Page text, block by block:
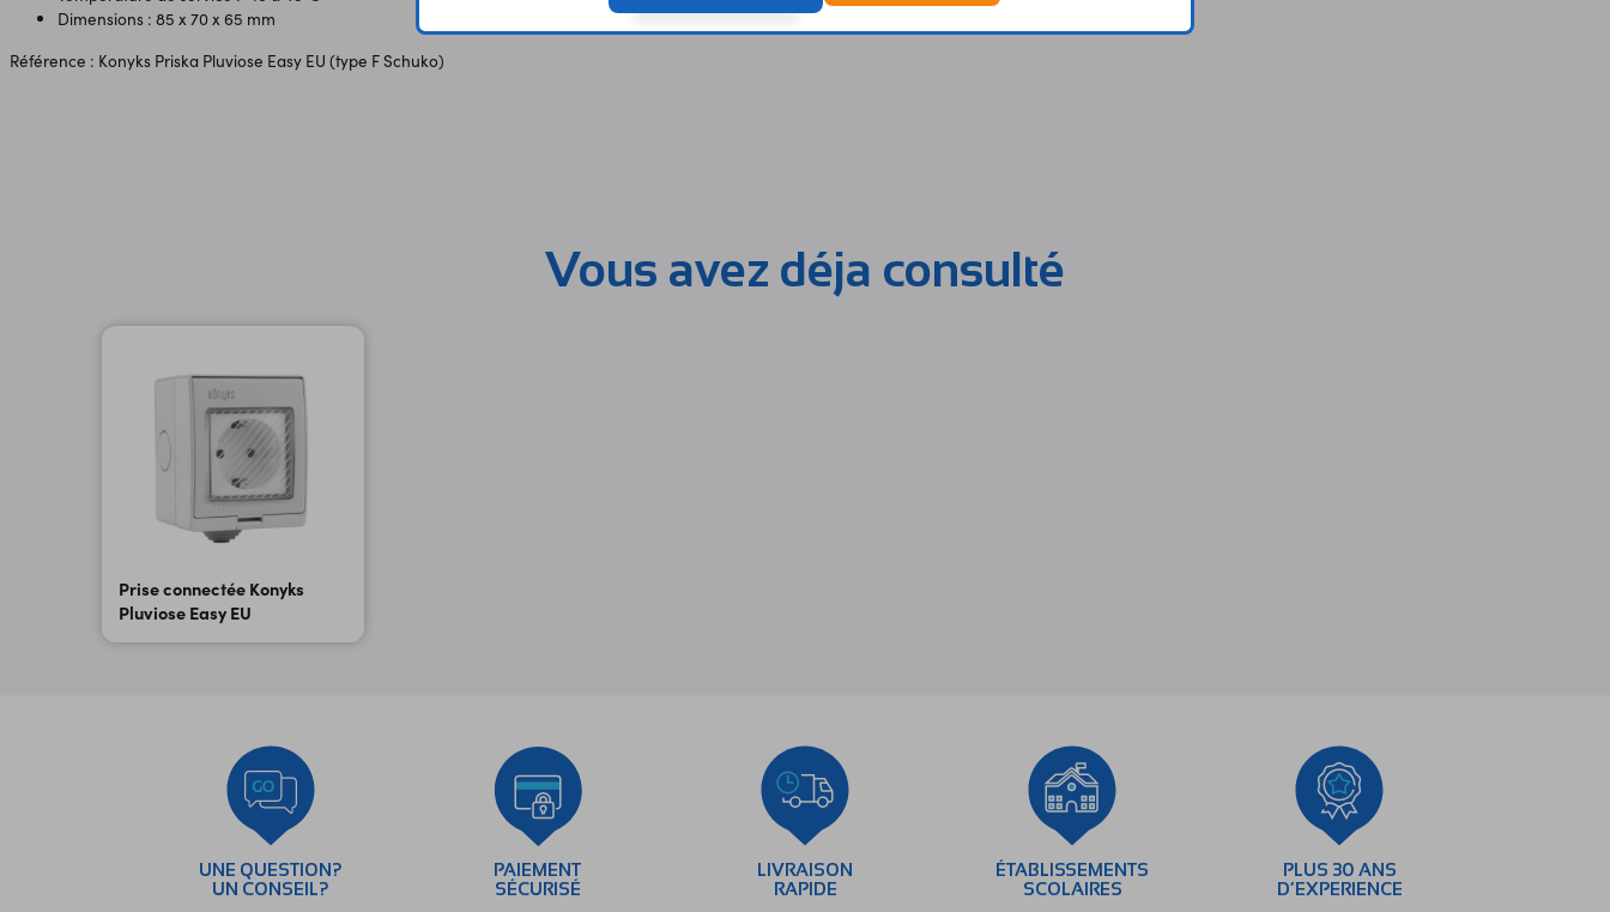
Dimensions : 85 x 70 x 65 mm
Référence : Konyks Priska Pluviose Easy EU (type F Schuko)
Vous avez déja consulté
Prise connectée Konyks
Pluviose Easy EU
UNE QUESTION?
UN CONSEIL?
PAIEMENT
SÉCURISÉ
LIVRAISON
RAPIDE
ÉTABLISSEMENTS
SCOLAIRES
PLUS 30 ANS
D’EXPERIENCE